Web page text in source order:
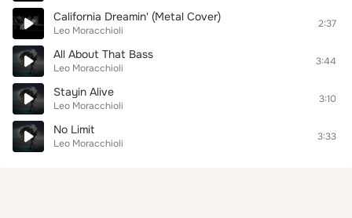
California Dreamin' (Metal Cover)
Leo Moracchioli
2:37
All About That Bass
Leo Moracchioli
3:44
Stayin Alive
Leo Moracchioli
3:10
No Limit
Leo Moracchioli
3:33